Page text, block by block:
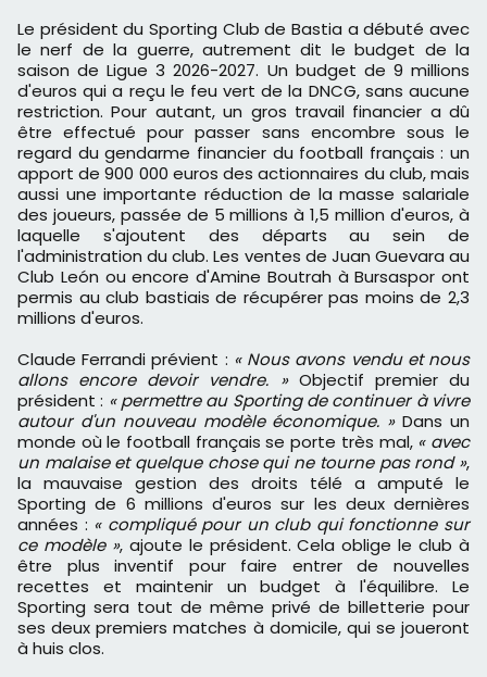
Le président du Sporting Club de Bastia a débuté avec
le nerf de la guerre, autrement dit le budget de la
saison de Ligue 3 2026-2027. Un budget de 9 millions
d'euros qui a reçu le feu vert de la DNCG, sans aucune
restriction. Pour autant, un gros travail financier a dû
être effectué pour passer sans encombre sous le
regard du gendarme financier du football français : un
apport de 900 000 euros des actionnaires du club, mais
aussi une importante réduction de la masse salariale
des joueurs, passée de 5 millions à 1,5 million d'euros, à
laquelle s'ajoutent des départs au sein de
l'administration du club. Les ventes de Juan Guevara au
Club León ou encore d'Amine Boutrah à Bursaspor ont
permis au club bastiais de récupérer pas moins de 2,3
millions d'euros.
Claude Ferrandi prévient : « Nous avons vendu et nous
allons encore devoir vendre. »Objectif premier du
président : « permettre au Sporting de continuer à vivre
autour d'un nouveau modèle économique. »Dans un
monde où le football français se porte très mal, « avec
un malaise et quelque chose qui ne tourne pas rond »,
la mauvaise gestion des droits télé a amputé le
Sporting de 6 millions d'euros sur les deux dernières
années : « compliqué pour un club qui fonctionne sur
ce modèle », ajoute le président. Cela oblige le club à
être plus inventif pour faire entrer de nouvelles
recettes et maintenir un budget à l'équilibre. Le
Sporting sera tout de même privé de billetterie pour
ses deux premiers matches à domicile, qui se joueront
à huis clos.